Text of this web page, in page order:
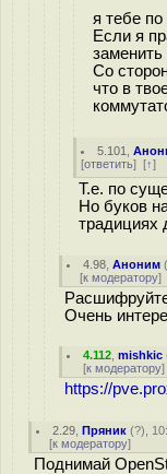
я тебе
Если я
Со
что в
5.101 ,
[ответить] [↑]
Т.е. по
Но буков
традициях
4.98 ,Аноним
[к модератору]
Очень
4.112 ,mishkic
[к модератору]
https://
2.29 ,Пряник (?),
[к модератору]
Поднимай